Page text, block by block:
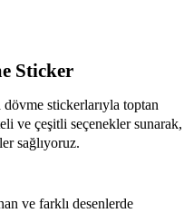
Sticker
stickerlarıyla toptan
ve çeşitli seçenekler sunarak,
sağlıyoruz.
ve farklı desenlerde